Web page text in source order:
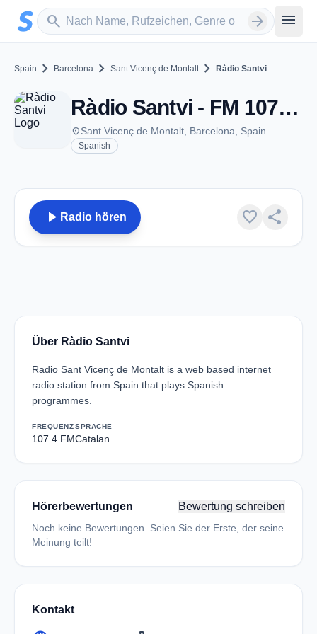
Zum Hauptinhalt springen
search
Sender suchen arrow_forward menu
Spain chevron_right Barcelona chevron_right Sant Vicenç de Montalt chevron_right Ràdio Santvi
Ràdio Santvi - FM 107.4 - Sant Vicenç de Montalt
placeSant Vicenç de Montalt, Barcelona, Spain
Spanish
play_arrow Radio hören favorite share
Über Ràdio Santvi
Radio Sant Vicenç de Montalt is a web based internet
radio station from Spain that plays Spanish
programmes.
FREQUENZ
107.4 FM
SPRACHE
Catalan
Hörerbewertungen Bewertung schreiben
Noch keine Bewertungen. Seien Sie der Erste, der seine
Meinung teilt!
Kontakt